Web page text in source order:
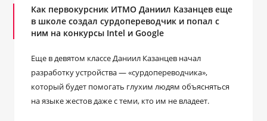
Как первокурсник ИТМО Даниил Казанцев еще
в школе создал сурдопереводчик и попал с
ним на конкурсы Intel и Google
Еще в девятом классе Даниил Казанцев начал
разработку устройства — «сурдопереводчика»,
который будет помогать глухим людям объясняться
на языке жестов даже с теми, кто им не владеет.